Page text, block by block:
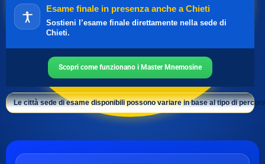
Esame finale in presenza anche a Chieti
Sostieni l’esame finale direttamente nella sede di
Chieti.
Scopri come funzionano i Master Mnemosine
Le città sede di esame disponibili possono variare in base al tipo di